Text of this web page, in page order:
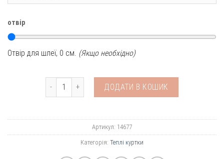
отвір
Отвір для шлеї, 0 см. (Якщо необхідно)
Тепла куртка Догуфляж темний кількість
ДОДАТИ В КОШИК
Артикул: 14677
Категорія: Теплі куртки